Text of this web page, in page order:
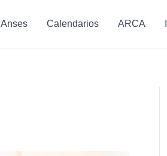
Anses Calendarios ARCA